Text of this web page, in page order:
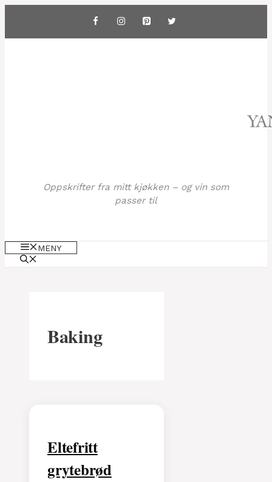
innhold
Oppskrifter fra mitt kjøkken – og vin som
passer til
MENY
Baking
Eltefritt
grytebrød